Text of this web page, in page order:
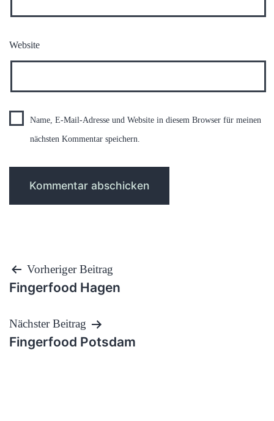
Website
Name, E-Mail-Adresse und Website in diesem Browser für meinen
nächsten Kommentar speichern.
Beitragsnavigation
Vorheriger Beitrag
Fingerfood Hagen
Nächster Beitrag
Fingerfood Potsdam